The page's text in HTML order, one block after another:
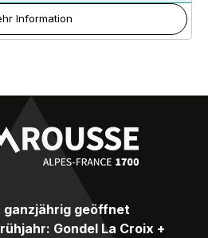
Information
ganzjährig geöffnet
Gondel La Croix +